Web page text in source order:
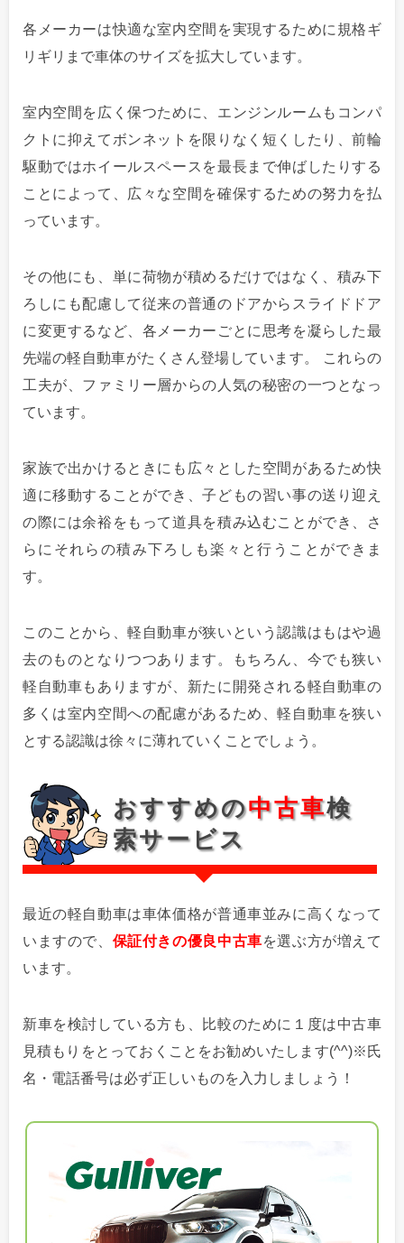
各メーカーは快適な室内空間を実現するために規格ギ
リギリまで車体のサイズを拡大しています。
室内空間を広く保つために、エンジンルームもコンパ
クトに抑えてボンネットを限りなく短くしたり、前輪
駆動ではホイールスペースを最長まで伸ばしたりする
ことによって、広々な空間を確保するための努力を払
っています。
その他にも、単に荷物が積めるだけではなく、積み下
ろしにも配慮して従来の普通のドアからスライドドア
に変更するなど、各メーカーごとに思考を凝らした最
先端の軽自動車がたくさん登場しています。 これらの
工夫が、ファミリー層からの人気の秘密の一つとなっ
ています。
家族で出かけるときにも広々とした空間があるため快
適に移動することができ、子どもの習い事の送り迎え
の際には余裕をもって道具を積み込むことができ、さ
らにそれらの積み下ろしも楽々と行うことができま
す。
このことから、軽自動車が狭いという認識はもはや過
去のものとなりつつあります。もちろん、今でも狭い
軽自動車もありますが、新たに開発される軽自動車の
多くは室内空間への配慮があるため、軽自動車を狭い
とする認識は徐々に薄れていくことでしょう。
おすすめの中古車検
索サービス
最近の軽自動車は車体価格が普通車並みに高くなって
いますので、 保証付きの優良中古車を選ぶ方が増えて
います。
新車を検討している方も、比較のために１度は中古車
見積もりをとっておくことをお勧めいたします(^^)※氏
名・電話番号は必ず正しいものを入力しましょう！